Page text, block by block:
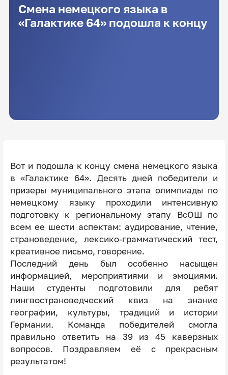
Cмена немецкого языка в
«Галактике 64» подошла к концу
Вот и подошла к концу смена немецкого языка
в «Галактике 64». Десять дней победители и
призеры муниципального этапа олимпиады по
немецкому языку проходили интенсивную
подготовку к региональному этапу ВсОШ по
всем ее шести аспектам: аудирование, чтение,
страноведение, лексико-грамматический тест,
креативное письмо, говорение.
Последний день был особенно насыщен
информацией, мероприятиями и эмоциями.
Наши студенты подготовили для ребят
лингвострановедческий квиз на знание
географии, культуры, традиций и истории
Германии. Команда победителей смогла
правильно ответить на 39 из 45 каверзных
вопросов. Поздравляем её с прекрасным
результатом!